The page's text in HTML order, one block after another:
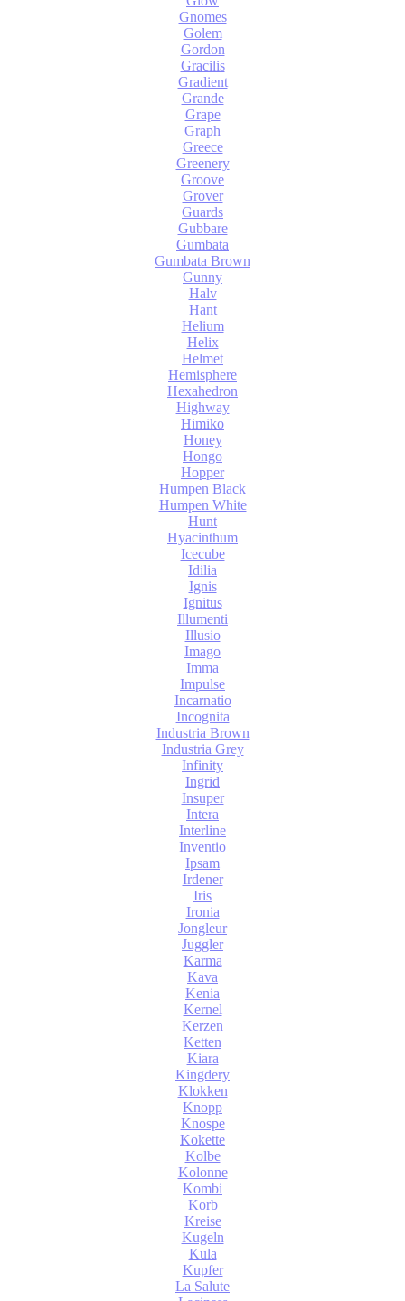
Gnomes
Golem
Gordon
Gracilis
Gradient
Grande
Grape
Graph
Greece
Greenery
Groove
Grover
Guards
Gubbare
Gumbata
Gumbata Brown
Gunny
Halv
Hant
Helium
Helix
Helmet
Hemisphere
Hexahedron
Highway
Himiko
Honey
Hongo
Hopper
Humpen Black
Humpen White
Hunt
Hyacinthum
Icecube
Idilia
Ignis
Ignitus
Illumenti
Illusio
Imago
Imma
Impulse
Incarnatio
Incognita
Industria Brown
Industria Grey
Infinity
Ingrid
Insuper
Intera
Interline
Inventio
Ipsam
Irdener
Iris
Ironia
Jongleur
Juggler
Karma
Kava
Kenia
Kernel
Kerzen
Ketten
Kiara
Kingdery
Klokken
Knopp
Knospe
Kokette
Kolbe
Kolonne
Kombi
Korb
Kreise
Kugeln
Kula
Kupfer
La Salute